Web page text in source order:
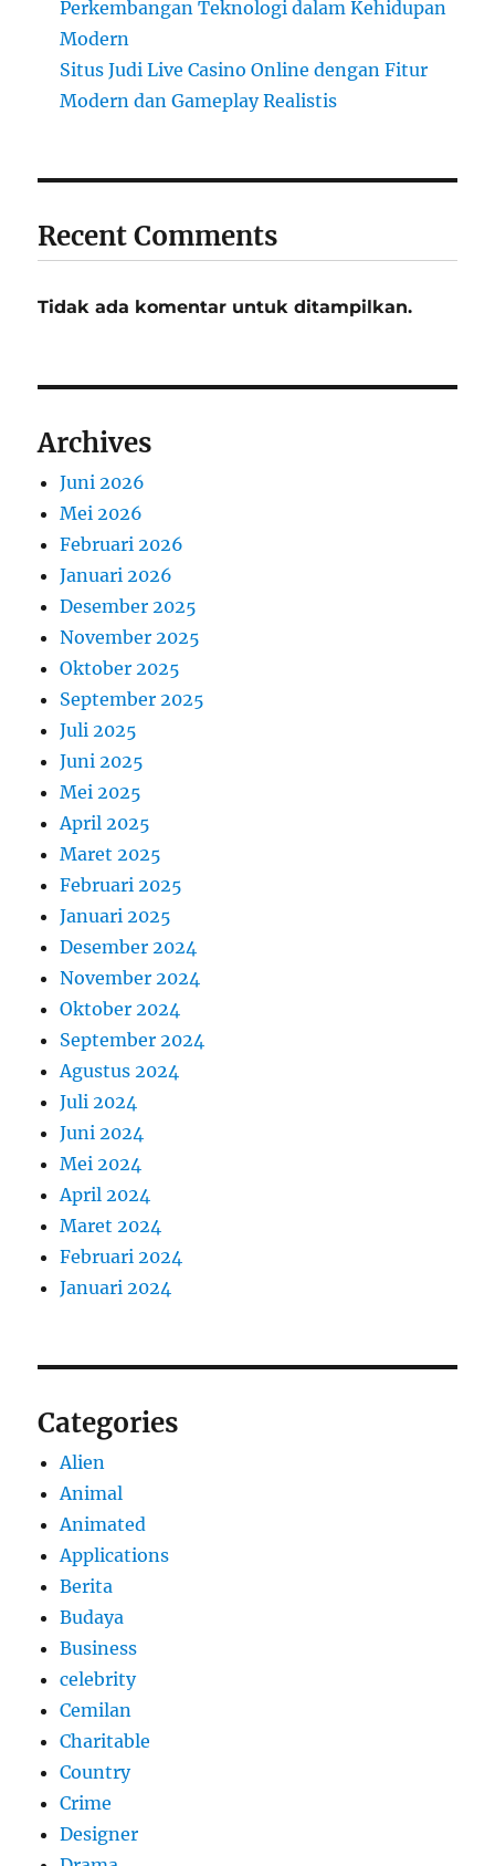
Perkembangan Teknologi dalam Kehidupan
Modern
Situs Judi Live Casino Online dengan Fitur
Modern dan Gameplay Realistis
Recent Comments
Tidak ada komentar untuk ditampilkan.
Archives
Juni 2026
Mei 2026
Februari 2026
Januari 2026
Desember 2025
November 2025
Oktober 2025
September 2025
Juli 2025
Juni 2025
Mei 2025
April 2025
Maret 2025
Februari 2025
Januari 2025
Desember 2024
November 2024
Oktober 2024
September 2024
Agustus 2024
Juli 2024
Juni 2024
Mei 2024
April 2024
Maret 2024
Februari 2024
Januari 2024
Categories
Alien
Animal
Animated
Applications
Berita
Budaya
Business
celebrity
Cemilan
Charitable
Country
Crime
Designer